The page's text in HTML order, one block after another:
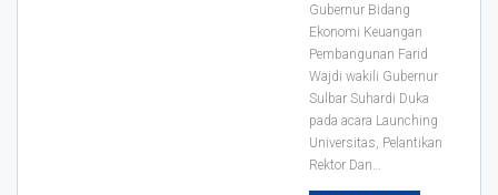
Gubernur Bidang
Ekonomi Keuangan
Pembangunan Farid
Wajdi wakili Gubernur
Sulbar Suhardi Duka
pada acara Launching
Universitas, Pelantikan
Rektor Dan…